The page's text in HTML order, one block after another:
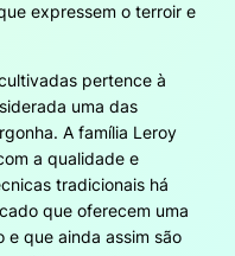
expressem o terroir e
pertence à
uma das
A família Leroy
a qualidade e
tradicionais há
que oferecem uma
que ainda assim são